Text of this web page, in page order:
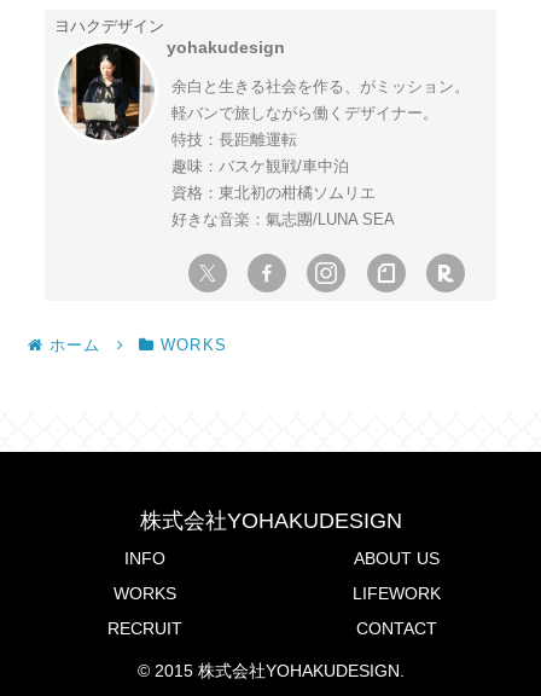
ヨハクデザイン
yohakudesign
余白と生きる社会を作る、がミッション。
軽バンで旅しながら働くデザイナー。
特技：長距離運転
趣味：バスケ観戦/車中泊
資格：東北初の柑橘ソムリエ
好きな音楽：氣志團/LUNA SEA
ホーム WORKS
株式会社YOHAKUDESIGN
INFO
ABOUT US
WORKS
LIFEWORK
RECRUIT
CONTACT
© 2015 株式会社YOHAKUDESIGN.